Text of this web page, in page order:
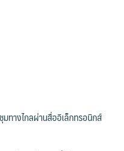
ทางไกลผ่านสื่ออิเล็กทรอนิกส์